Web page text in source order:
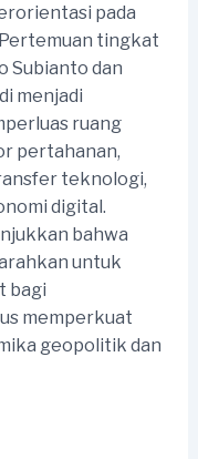
pada
tingkat
Subianto dan
menjadi
ruang
pertahanan,
teknologi,
digital.
bahwa
untuk
bagi
memperkuat
geopolitik dan